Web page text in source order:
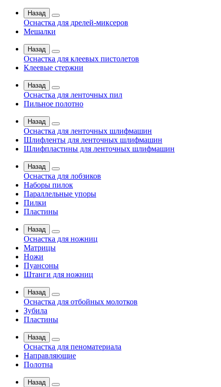
Назад
Оснастка для дрелей-миксеров
Мешалки
Назад
Оснастка для клеевых пистолетов
Клеевые стержни
Назад
Оснастка для ленточных пил
Пильное полотно
Назад
Оснастка для ленточных шлифмашин
Шлифленты для ленточных шлифмашин
Шлифпластины для ленточных шлифмашин
Назад
Оснастка для лобзиков
Наборы пилок
Параллельные упоры
Пилки
Пластины
Назад
Оснастка для ножниц
Матрицы
Ножи
Пуансоны
Штанги для ножниц
Назад
Оснастка для отбойных молотков
Зубила
Пластины
Назад
Оснастка для пеноматериала
Направляющие
Полотна
Назад